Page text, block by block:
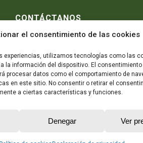
el consentimiento de las cookies
experiencias, utilizamos tecnologías como las
la información del dispositivo. El
procesar datos como el comportamiento de
en este sitio. No consentir o retirar el
a ciertas características y funciones.
Denegar Ver
,
CONTÁCTANOS
Telf: 605 78 73 48
Mándanos un mail